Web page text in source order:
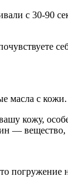
с 30-90
масла с кожи.
—